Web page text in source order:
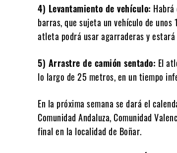
4) Levantamiento de vehículo:
barras, que sujeta un vehículo de
atleta podrá usar agarraderas y estará
5) Arrastre de camión sentado: El
lo largo de 25 metros, en un tiempo
En la próxima semana se dará el
Comunidad Andaluza, Comunidad
final en la localidad de Boñar.